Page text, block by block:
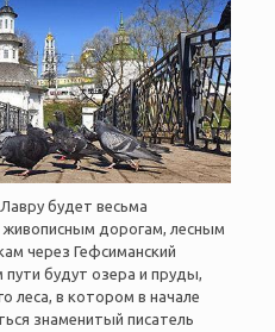
будет весьма
дорогам, лесным
через Гефсиманский
будут озера и пруды,
леса, в котором в начале
знаменитый писатель